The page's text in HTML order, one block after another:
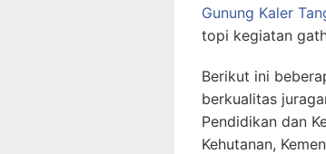
Gunung Kaler
topi kegiatan
Berikut ini
berkualitas
Pendidikan dan
Kehutanan,